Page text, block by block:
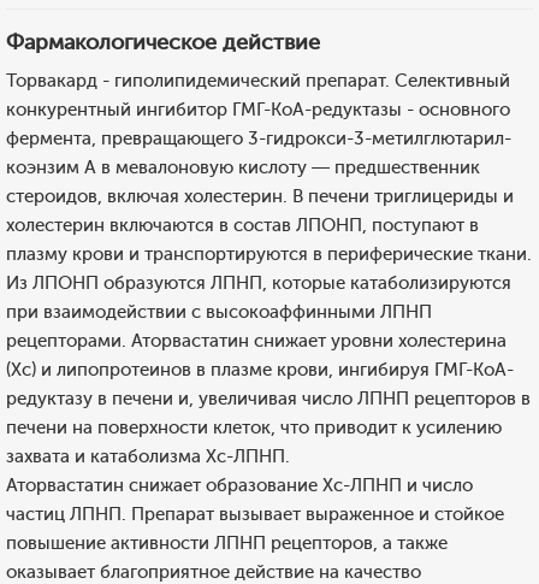
Фармакологическое действие
Торвакард - гиполипидемический препарат. Селективный
конкурентный ингибитор ГМГ-КоА-редуктазы - основного
фермента, превращающего 3-гидрокси-3-метилглютарил-
коэнзим А в мевалоновую кислоту — предшественник
стероидов, включая холестерин. В печени триглицериды и
холестерин включаются в состав ЛПОНП, поступают в
плазму крови и транспортируются в периферические ткани.
Из ЛПОНП образуются ЛПНП, которые катаболизируются
при взаимодействии с высокоаффинными ЛПНП
рецепторами. Аторвастатин снижает уровни холестерина
(Хс) и липопротеинов в плазме крови, ингибируя ГМГ-КоА-
редуктазу в печени и, увеличивая число ЛПНП рецепторов в
печени на поверхности клеток, что приводит к усилению
захвата и катаболизма Хс-ЛПНП.
Аторвастатин снижает образование Хс-ЛПНП и число
частиц ЛПНП. Препарат вызывает выраженное и стойкое
повышение активности ЛПНП рецепторов, а также
оказывает благоприятное действие на качество